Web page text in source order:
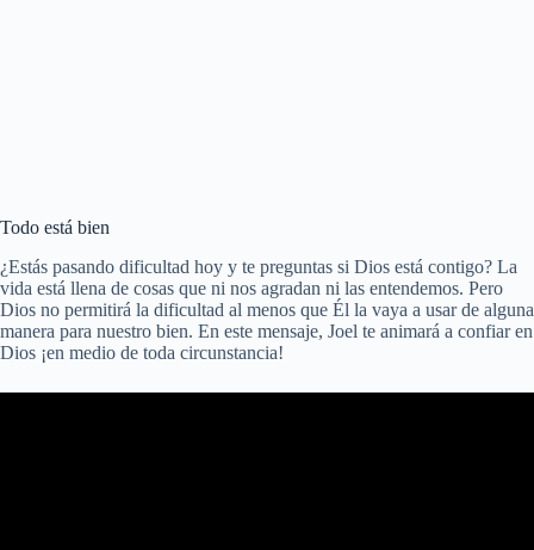
Todo está bien
¿Estás pasando dificultad hoy y te preguntas si Dios está contigo? La
vida está llena de cosas que ni nos agradan ni las entendemos. Pero
Dios no permitirá la dificultad al menos que Él la vaya a usar de alguna
manera para nuestro bien. En este mensaje, Joel te animará a confiar en
Dios ¡en medio de toda circunstancia!